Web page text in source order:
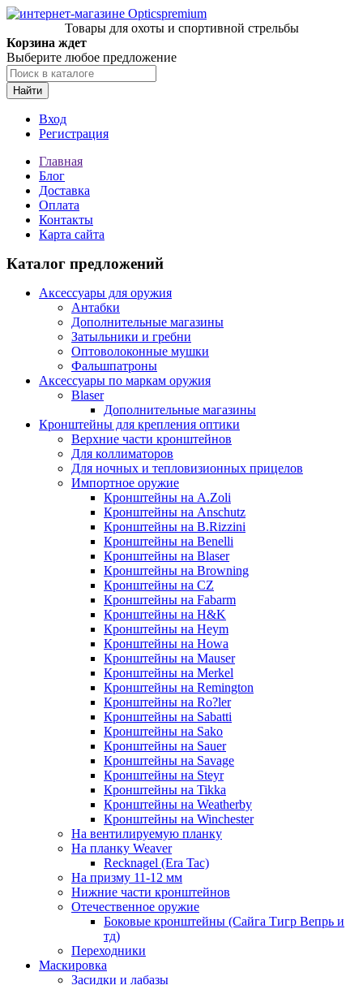
Товары для охоты и спортивной стрельбы
Корзина ждет
Выберите любое предложение
Найти
Вход
Регистрация
Главная
Блог
Доставка
Оплата
Контакты
Карта сайта
Каталог предложений
Аксессуары для оружия
Антабки
Дополнительные магазины
Затыльники и гребни
Оптоволоконные мушки
Фальшпатроны
Аксессуары по маркам оружия
Blaser
Дополнительные магазины
Кронштейны для крепления оптики
Верхние части кронштейнов
Для коллиматоров
Для ночных и тепловизионных прицелов
Импортное оружие
Кронштейны на A.Zoli
Кронштейны на Anschutz
Кронштейны на B.Rizzini
Кронштейны на Benelli
Кронштейны на Blaser
Кронштейны на Browning
Кронштейны на CZ
Кронштейны на Fabarm
Кронштейны на H&K
Кронштейны на Heym
Кронштейны на Howa
Кронштейны на Mauser
Кронштейны на Merkel
Кронштейны на Remington
Кронштейны на Ro?ler
Кронштейны на Sabatti
Кронштейны на Sako
Кронштейны на Sauer
Кронштейны на Savage
Кронштейны на Steyr
Кронштейны на Tikka
Кронштейны на Weatherby
Кронштейны на Winchester
На вентилируемую планку
На планку Weaver
Recknagel (Era Tac)
На призму 11-12 мм
Нижние части кронштейнов
Отечественное оружие
Боковые кронштейны (Сайга Тигр Вепрь и
тд)
Переходники
Маскировка
Засидки и лабазы